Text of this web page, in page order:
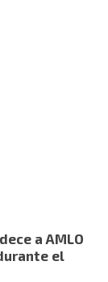
a AMLO
el